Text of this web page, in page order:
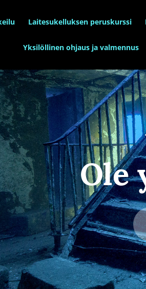
Laitesukelluksen peruskurssi
Yksilöllinen ohjaus ja valmennus
Ole